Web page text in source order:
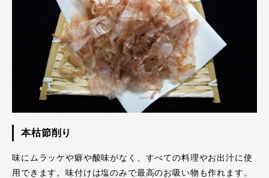
本枯節削り
味にムラッケや癖や酸味がなく、すべての料理やお出汁に使
用できます。味付けは塩のみで最高のお吸い物も作れます。